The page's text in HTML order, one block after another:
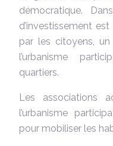
démocratique.
d’investissement
par les citoyens,
l’urbanisme
quartiers.
Les associations
l’urbanisme
pour mobiliser les